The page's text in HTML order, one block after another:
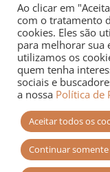
Programas
Jornalismo
Pesquisa
Educação
Documentários
Ao clicar em
com o tratamento
cookies. Eles são
para melhorar sua
utilizamos os
quem tenha
sociais e
a nossa Política de
Aceitar todos os
Continuar somente